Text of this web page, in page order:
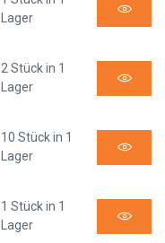
Lager
2 Stück in 1
Lager
10 Stück in 1
Lager
1 Stück in 1
Lager